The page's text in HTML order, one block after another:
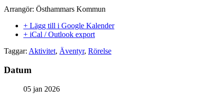
Arrangör: Östhammars Kommun
+ Lägg till i Google Kalender
+ iCal / Outlook export
Taggar: Aktivitet, Äventyr, Rörelse
Datum
05 jan 2026